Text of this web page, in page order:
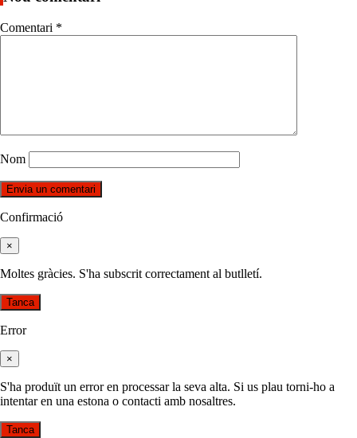
Comentari *
Nom
Confirmació
×
Moltes gràcies. S'ha subscrit correctament al butlletí.
Tanca
Error
×
S'ha produït un error en processar la seva alta. Si us plau torni-ho a
intentar en una estona o contacti amb nosaltres.
Tanca